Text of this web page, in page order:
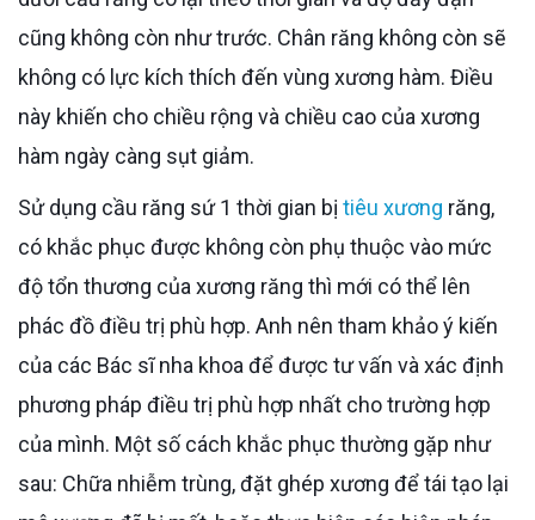
cũng không còn như trước. Chân răng không còn sẽ
không có lực kích thích đến vùng xương hàm. Điều
này khiến cho chiều rộng và chiều cao của xương
hàm ngày càng sụt giảm.
Sử dụng cầu răng sứ 1 thời gian bị tiêu xương răng,
có khắc phục được không còn phụ thuộc vào mức
độ tổn thương của xương răng thì mới có thể lên
phác đồ điều trị phù hợp. Anh nên tham khảo ý kiến
của các Bác sĩ nha khoa để được tư vấn và xác định
phương pháp điều trị phù hợp nhất cho trường hợp
của mình. Một số cách khắc phục thường gặp như
sau: Chữa nhiễm trùng, đặt ghép xương để tái tạo lại